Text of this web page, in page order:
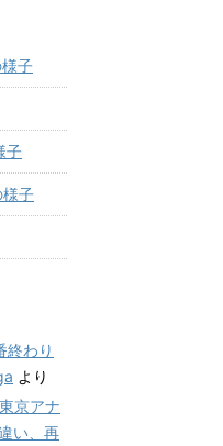
子
子
様子
終わり
より
京アナ
い、再